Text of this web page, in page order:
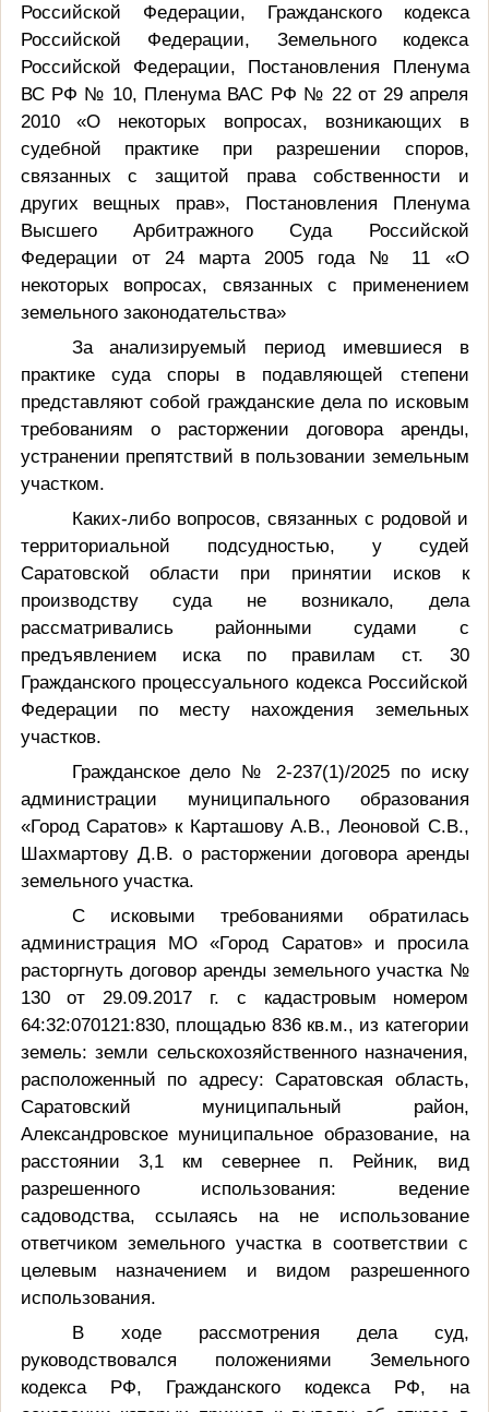
Российской Федерации, Гражданского кодекса
Российской Федерации, Земельного кодекса
Российской Федерации, Постановления Пленума
ВС РФ № 10, Пленума ВАС РФ № 22 от 29 апреля
2010 «О некоторых вопросах, возникающих в
судебной практике при разрешении споров,
связанных с защитой права собственности и
других вещных прав», Постановления Пленума
Высшего Арбитражного Суда Российской
Федерации от 24 марта 2005 года № 11 «О
некоторых вопросах, связанных с применением
земельного законодательства»
За анализируемый период имевшиеся в
практике суда споры в подавляющей степени
представляют собой гражданские дела по исковым
требованиям о расторжении договора аренды,
устранении препятствий в пользовании земельным
участком.
Каких-либо вопросов, связанных с родовой и
территориальной подсудностью, у судей
Саратовской области при принятии исков к
производству суда не возникало, дела
рассматривались районными судами с
предъявлением иска по правилам ст. 30
Гражданского процессуального кодекса Российской
Федерации по месту нахождения земельных
участков.
Гражданское дело № 2-237(1)/2025 по иску
администрации муниципального образования
«Город Саратов» к Карташову А.В., Леоновой С.В.,
Шахмартову Д.В. о расторжении договора аренды
земельного участка.
С исковыми требованиями обратилась
администрация МО «Город Саратов» и просила
расторгнуть договор аренды земельного участка №
130 от 29.09.2017 г. с кадастровым номером
64:32:070121:830, площадью 836 кв.м., из категории
земель: земли сельскохозяйственного назначения,
расположенный по адресу: Саратовская область,
Саратовский муниципальный район,
Александровское муниципальное образование, на
расстоянии 3,1 км севернее п. Рейник, вид
разрешенного использования: ведение
садоводства, ссылаясь на не использование
ответчиком земельного участка в соответствии с
целевым назначением и видом разрешенного
использования.
В ходе рассмотрения дела суд,
руководствовался положениями Земельного
кодекса РФ, Гражданского кодекса РФ, на